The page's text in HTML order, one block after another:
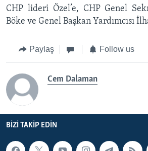
CHP lideri Özel’e, CHP Genel
Böke ve Genel Başkan Yardımcısı
Paylaş Follow us
Cem Dalaman
BIZI TAKIP EDIN